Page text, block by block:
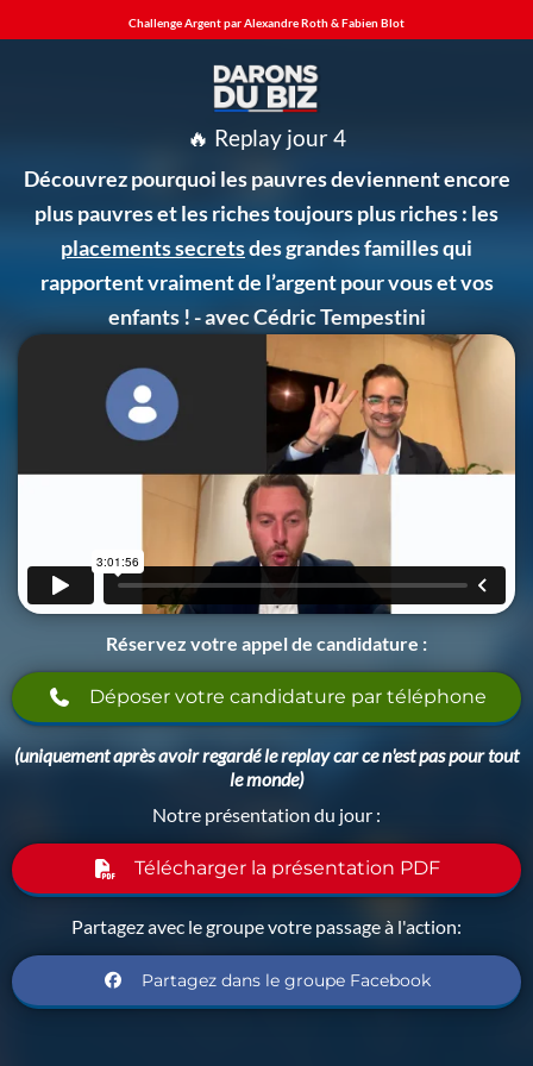
Challenge Argent par Alexandre Roth & Fabien Blot
🔥 Replay jour 4
Découvrez pourquoi lespauvres deviennent encore
plus pauvreset lesriches toujours plus riches: les
placements secretsdes grandes familles qui
rapportent vraiment de l’argent pour vous et vos
enfants ! - avecCédric Tempestini
Réservez votre appel de candidature :
Déposer votre candidature par téléphone
(uniquement après avoir regardé le replay car ce n'est pas pour tout
le monde)
Notre présentation du jour :
Télécharger la présentation PDF
Partagez avec le groupe votre passage à l'action:
Partagez dans le groupe Facebook